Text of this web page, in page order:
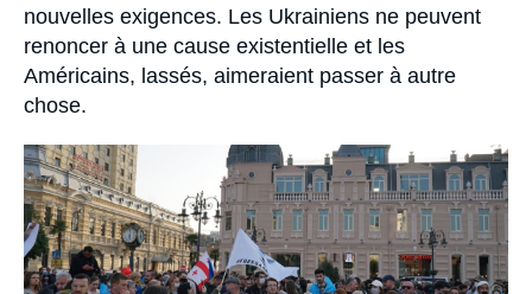
nouvelles exigences. Les Ukrainiens ne peuvent
renoncer à une cause existentielle et les
Américains, lassés, aimeraient passer à autre
chose.
Image
principale
médiatique